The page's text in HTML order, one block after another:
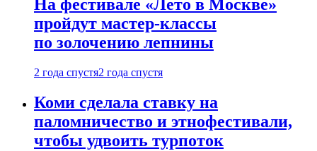
На фестивале «Лето в Москве»
пройдут мастер-классы
по золочению лепнины
2 года спустя2 года спустя
Коми сделала ставку на
паломничество и этнофестивали,
чтобы удвоить турпоток